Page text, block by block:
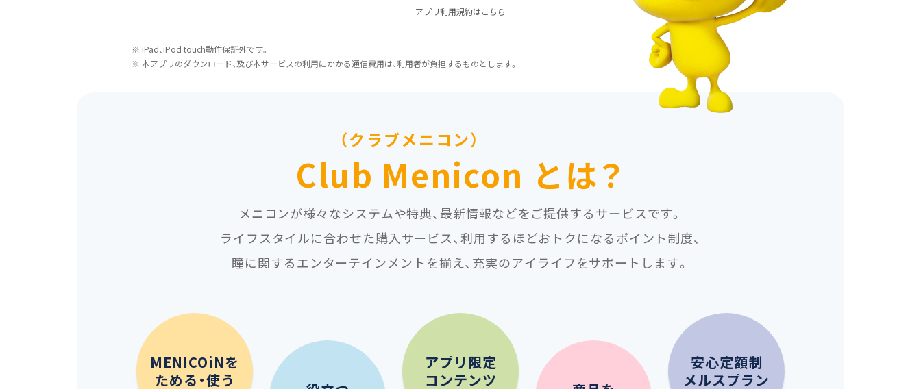
アプリ利用規約はこちら
iPad、iPod touch動作保証外です。
本アプリのダウンロード、及び本サービスの利用にかかる通信費用は、利用者が負担するものとします。
Club Menicon とは？
メニコンが様々なシステムや特典、 最新情報などをご提供するサービスです。
ライフスタイルに合わせた購入サービス、 利用するほどおトクになるポイント制度、
瞳に関するエンターテインメントを揃え、 充実のアイライフをサポートします。
MENICOiNを
ためる・使う
アプリ限定
コンテンツ
安心定額制
メルスプラン